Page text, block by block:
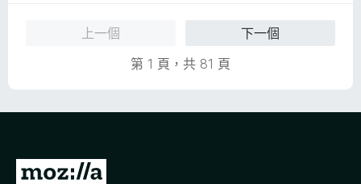
上一個
下一個
第 1 頁，共 81 頁
前